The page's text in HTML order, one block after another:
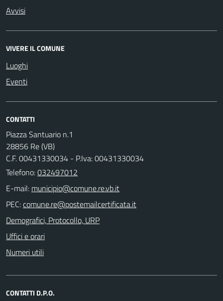
Avvisi
VIVERE IL COMUNE
Luoghi
Eventi
CONTATTI
Piazza Santuario n.1
28856 Re (VB)
C.F. 00431330034 - P.Iva: 00431330034
Telefono:032497012
E-mail:
PEC:
Demografici, Protocollo, URP
Uffici e orari
Numeri utili
CONTATTI D.P.O.